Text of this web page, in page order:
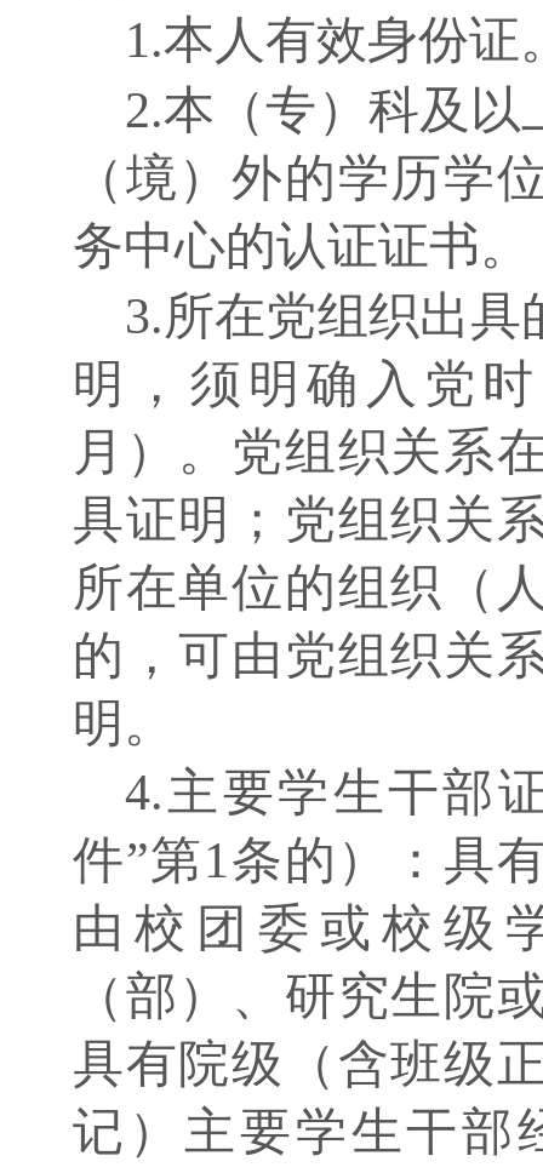
1.本人有效身份证
2.本（专）科及
（境）外的学历学
务中心的认证证书。
3.所在党组织出
明，须明确入党
月）。党组织关系
具证明；党组织关
所在单位的组织（
的，可由党组织关
明。
4.主要学生干部
件”第1条的）：具
由校团委或校级
（部）、研究生院
具有院级（含班级
记）主要学生干部